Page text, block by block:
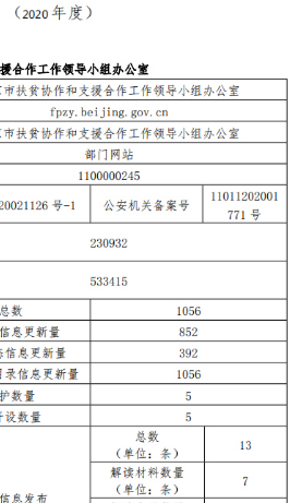
政策解讀
專題公開
法人服務 部門服務
陽光政務
我要諮詢 我要建議
線上訪談 圖説互動